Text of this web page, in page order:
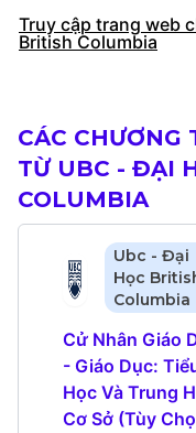
Truy cập trang web
British Columbia
CÁC CHƯƠNG
TỪ UBC - ĐẠI
COLUMBIA
Ubc - Đại
Học
Columbia
Cử Nhân Giáo
- Giáo Dục:
Học Và Trung
Cơ Sở (Tùy